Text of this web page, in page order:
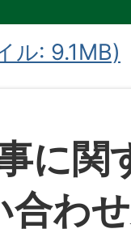
ル: 9.1MB)
に関
合わ